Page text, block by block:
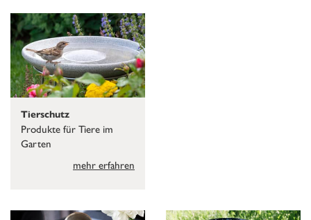
Tierschutz
Produkte für Tiere im
Garten
mehr erfahren